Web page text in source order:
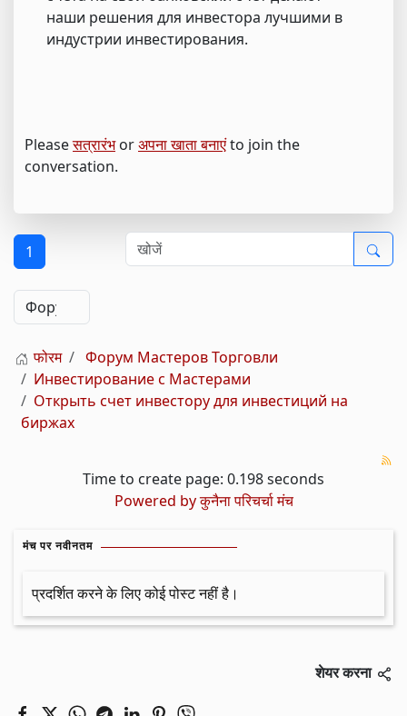
наши решения для инвестора лучшими в
индустрии инвестирования.
Pleaseसत्रारंभorअपना खाता बनाएंto join the
conversation.
1
फोरम
Форум Мастеров Торговли
Инвестирование с Мастерами
Открыть счет инвестору для инвестиций на
биржах
Time to create page: 0.198 seconds
Powered byकुनैना परिचर्चा मंच
मंच पर नवीनतम
प्रदर्शित करने के लिए कोई पोस्ट नहीं है।
शेयर करना